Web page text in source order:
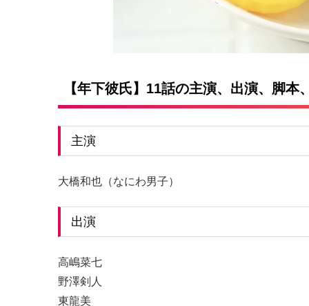
【年下彼氏】11話の主演、出演、脚本
主演
大橋和也（なにわ男子）
出演
高嶋菜七
野澤剣人
東龍美